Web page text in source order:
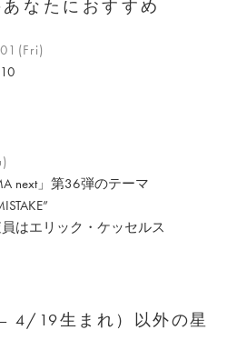
なたにおすすめ
next」第36弾のテーマ
はエリック・ケッセルス
4/19生まれ）以外の星